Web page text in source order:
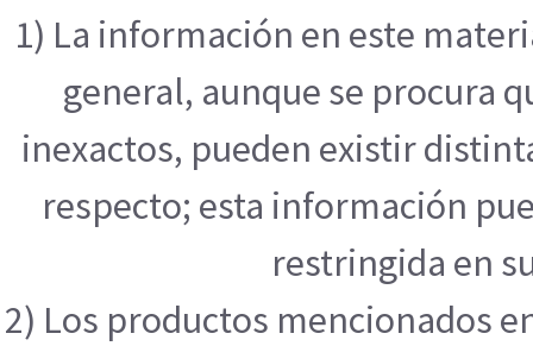
1) La información en este
general, aunque se procura
inexactos, pueden existir
respecto; esta información
restringida en
2) Los productos mencionados